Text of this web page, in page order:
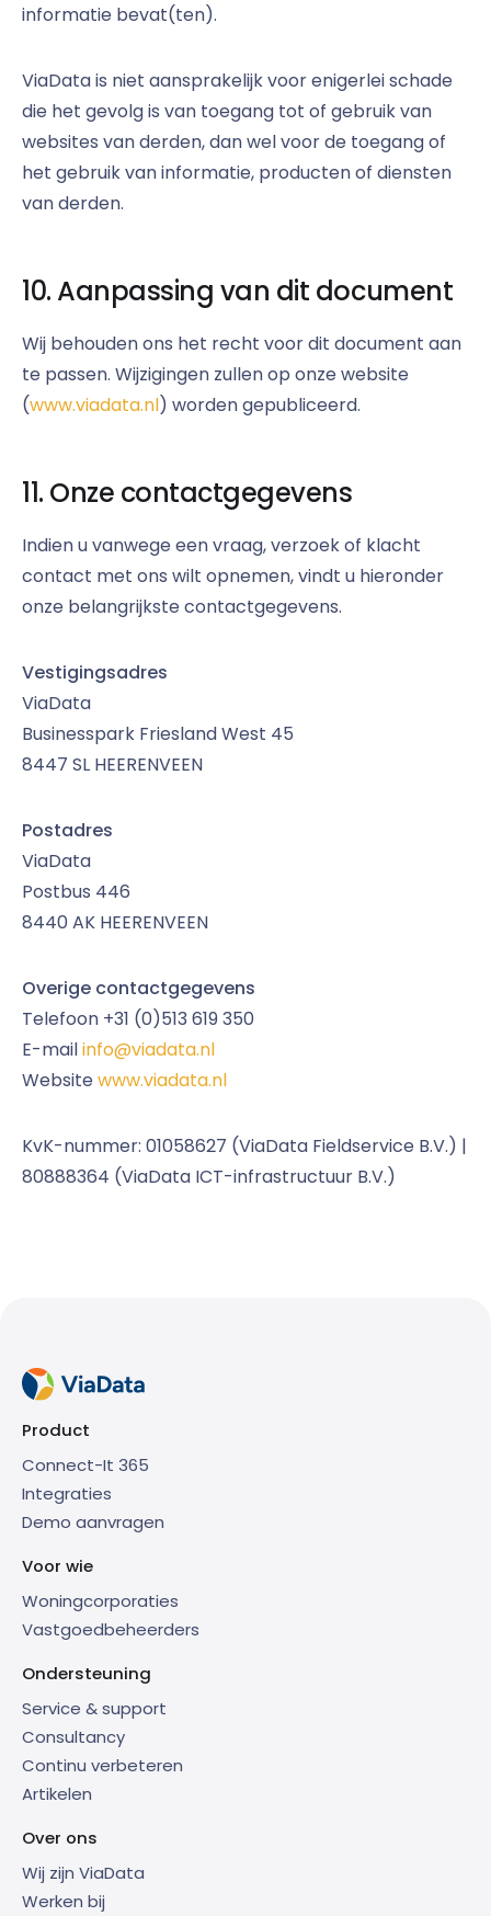
informatie bevat(ten).
ViaData is niet aansprakelijk voor enigerlei schade
die het gevolg is van toegang tot of gebruik van
websites van derden, dan wel voor de toegang of
het gebruik van informatie, producten of diensten
van derden.
10. Aanpassing van dit document
Wij behouden ons het recht voor dit document aan
te passen. Wijzigingen zullen op onze website
(www.viadata.nl) worden gepubliceerd.
11. Onze contactgegevens
Indien u vanwege een vraag, verzoek of klacht
contact met ons wilt opnemen, vindt u hieronder
onze belangrijkste contactgegevens.
Vestigingsadres
ViaData
Businesspark Friesland West 45
8447 SL HEERENVEEN
Postadres
ViaData
Postbus 446
8440 AK HEERENVEEN
Overige contactgegevens
Telefoon +31 (0)513 619 350
E-mailinfo@viadata.nl
Website www.viadata.nl
KvK-nummer: 01058627 (ViaData Fieldservice B.V.) |
80888364 (ViaData ICT-infrastructuur B.V.)
Product
Connect-It 365
Integraties
Demo aanvragen
Voor wie
Woningcorporaties
Vastgoedbeheerders
Ondersteuning
Service & support
Consultancy
Continu verbeteren
Artikelen
Over ons
Wij zijn ViaData
Werken bij